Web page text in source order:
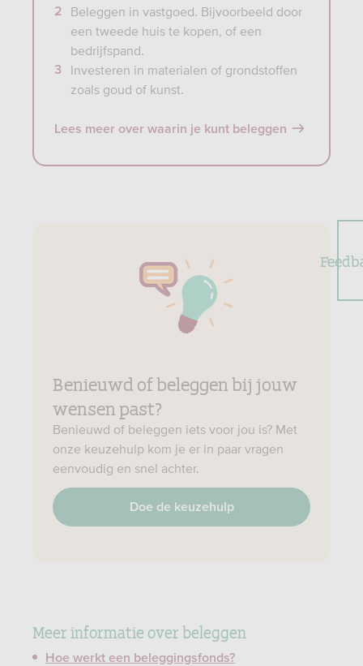
Beleggen in vastgoed. Bijvoorbeeld door
een tweede huis te kopen, of een
bedrijfspand.
Investeren in materialen of grondstoffen
zoals goud of kunst.
Lees meer over waarin je kunt beleggen
Benieuwd of beleggen bij jouw
wensen past?
Benieuwd of beleggen iets voor jou is? Met
onze keuzehulp kom je er in paar vragen
eenvoudig en snel achter.
Doe de keuzehulp
Meer informatie over beleggen
Hoe werkt een beleggingsfonds?